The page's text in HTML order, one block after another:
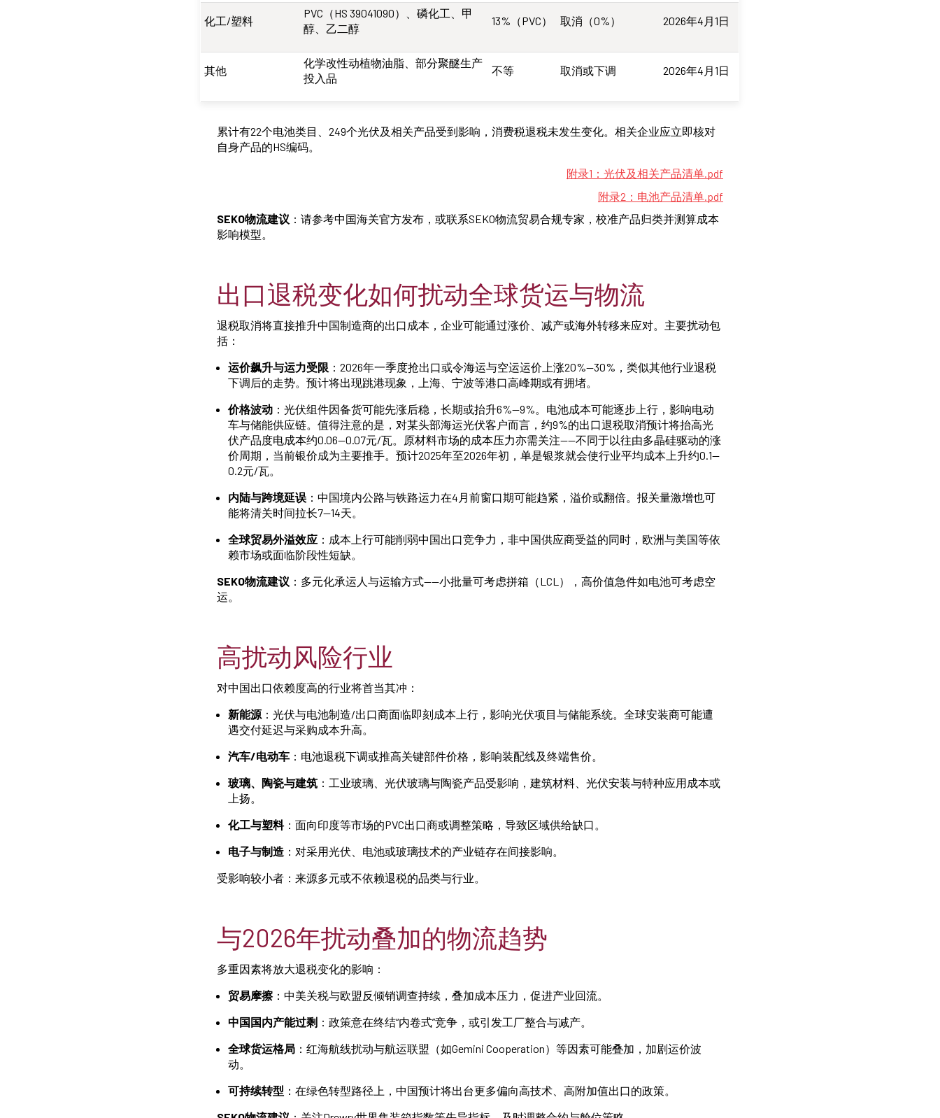
化工/塑料
PVC（HS 39041090）、磷化工、甲
醇、乙二醇
13%（PVC） 取消（0%） 2026年4月1日
其他
化学改性动植物油脂、部分聚醚生产
投入品
不等 取消或下调 2026年4月1日
累计有22个电池类目、249个光伏及相关产品受到影响，消费税退税未发生变化。相关企业应立即核对
自身产品的HS编码。
附录1：光伏及相关产品清单.pdf
附录2：电池产品清单.pdf
SEKO物流建议 ：请参考中国海关官方发布，或联系SEKO物流贸易合规专家，校准产品归类并测算成本
影响模型。
出口退税变化如何扰动全球货运与物流
退税取消将直接推升中国制造商的出口成本，企业可能通过涨价、减产或海外转移来应对。主要扰动包
括：
运价飙升与运力受限 ：2026年一季度抢出口或令海运与空运运价上涨20%—30%，类似其他行业退税
下调后的走势。预计将出现跳港现象，上海、宁波等港口高峰期或有拥堵。
价格波动 ：光伏组件因备货可能先涨后稳，长期或抬升6%—9%。电池成本可能逐步上行，影响电动
车与储能供应链。值得注意的是，对某头部海运光伏客户而言，约9%的出口退税取消预计将抬高光
伏产品度电成本约0.06—0.07元/瓦。原材料市场的成本压力亦需关注——不同于以往由多晶硅驱动的涨
价周期，当前银价成为主要推手。预计2025年至2026年初，单是银浆就会使行业平均成本上升约0.1—
0.2元/瓦。
内陆与跨境延误 ：中国境内公路与铁路运力在4月前窗口期可能趋紧，溢价或翻倍。报关量激增也可
能将清关时间拉长7—14天。
全球贸易外溢效应 ：成本上行可能削弱中国出口竞争力，非中国供应商受益的同时，欧洲与美国等依
赖市场或面临阶段性短缺。
SEKO物流建议 ：多元化承运人与运输方式——小批量可考虑拼箱（LCL），高价值急件如电池可考虑空
运。
高扰动风险行业
对中国出口依赖度高的行业将首当其冲：
新能源 ：光伏与电池制造/出口商面临即刻成本上行，影响光伏项目与储能系统。全球安装商可能遭
遇交付延迟与采购成本升高。
汽车/电动车 ：电池退税下调或推高关键部件价格，影响装配线及终端售价。
玻璃、陶瓷与建筑 ：工业玻璃、光伏玻璃与陶瓷产品受影响，建筑材料、光伏安装与特种应用成本或
上扬。
化工与塑料：面向印度等市场的PVC出口商或调整策略，导致区域供给缺口。
电子与制造 ：对采用光伏、电池或玻璃技术的产业链存在间接影响。
受影响较小者：来源多元或不依赖退税的品类与行业。
与2026年扰动叠加的物流趋势
多重因素将放大退税变化的影响：
贸易摩擦：中美关税与欧盟反倾销调查持续，叠加成本压力，促进产业回流。
中国国内产能过剩 ：政策意在终结“内卷式”竞争，或引发工厂整合与减产。
全球货运格局 ：红海航线扰动与航运联盟（如Gemini Cooperation）等因素可能叠加，加剧运价波
动。
可持续转型 ：在绿色转型路径上，中国预计将出台更多偏向高技术、高附加值出口的政策。